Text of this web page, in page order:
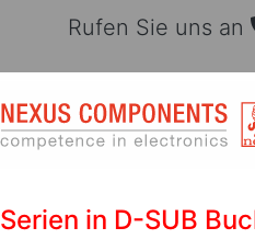
Rufen Sie uns an
Serien in D-SUB